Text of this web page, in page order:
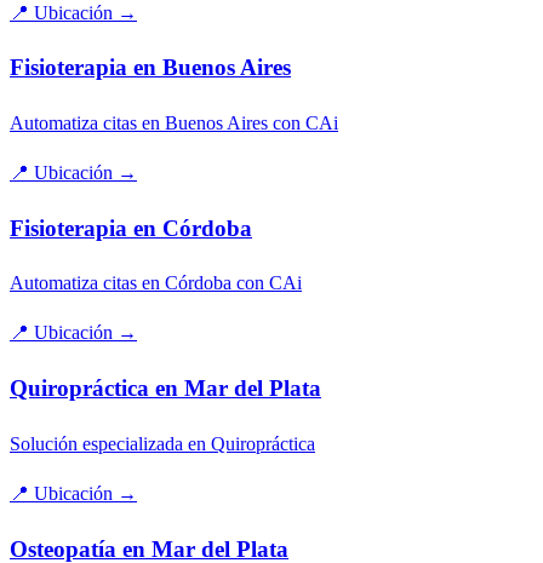
📍 Ubicación →
Fisioterapia en Buenos Aires
Automatiza citas en Buenos Aires con CAi
📍 Ubicación →
Fisioterapia en Córdoba
Automatiza citas en Córdoba con CAi
📍 Ubicación →
Quiropráctica en Mar del Plata
Solución especializada en Quiropráctica
📍 Ubicación →
Osteopatía en Mar del Plata